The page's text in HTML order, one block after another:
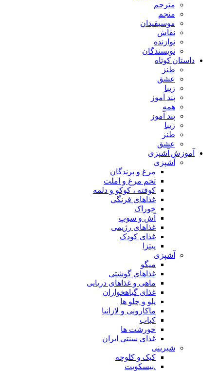
مترجم
منجم
موسیقیدان
نقاش
نوازنده
نویسندگان
داستان کوتاه
طنز
عشق
زیبا
پند آموز
همه
پند آموز
زیبا
طنز
عشق
آموزش آشپزی
آشپزی
مرغ و پرندگان
تخم مرغ و املت
کوفته ، کوکو و دلمه
غذاهای فرنگی
خوراک
آش و سوپ
غذاهای رژیمی
غذای کودک
پیتزا
آشپزی
میگو
غذاهای گوشتی
ماهی و غذاهای دریایی
غذای گیاهخواران
پلو و چلو ها
ماکارونی و لازانیا
کباب
خورشت ها
غذای سنتی ایران
شیرینی
کیک و کلوچه
.بیسکویت